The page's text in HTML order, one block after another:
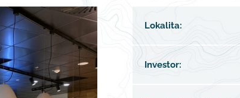
Lokalita:
Investor: